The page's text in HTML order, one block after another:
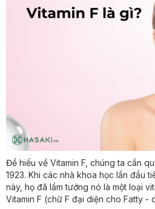
Để hiểu về Vitamin F, chúng ta cần
1923. Khi các nhà khoa học lần đầu
này, họ đã lầm tưởng nó là một loại
Vitamin F (chữ F đại diện cho Fatty -